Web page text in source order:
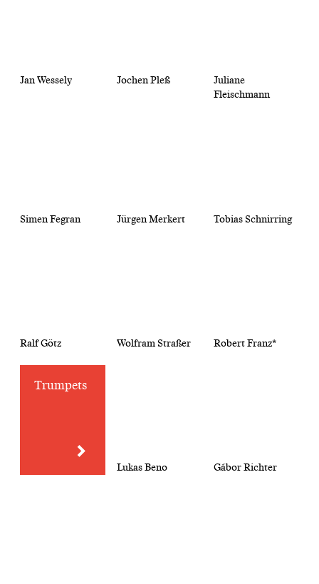
Jan Wessely Jochen Pleß
Juliane
Fleischmann
Simen Fegran Jürgen Merkert Tobias Schnirring
Ralf Götz Wolfram Straßer Robert Franz*
Trumpets
Lukas Beno Gábor Richter